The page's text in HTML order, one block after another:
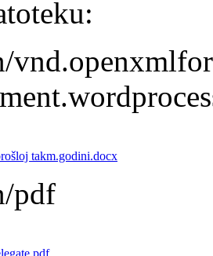
takm.godini.docx